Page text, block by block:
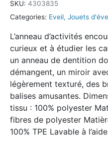
SKU: 4303835
Categories: Eveil, Jouets
L’anneau d’activités
curieux et à étudier les
un anneau de dentition
démangent, un miroir
légèrement texturé, des
balises amusantes.
tissu : 100% polyester
fibres de polyester
100% TPE Lavable à